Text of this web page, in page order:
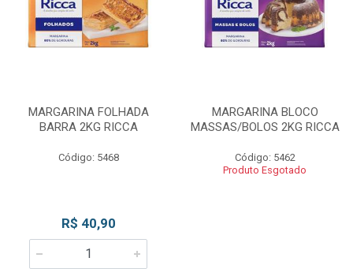
MARGARINA FOLHADA
BARRA 2KG RICCA
Código: 5468
R$ 40,90
MARGARINA BLOCO
MASSAS/BOLOS 2KG RICCA
Código: 5462
Produto Esgotado